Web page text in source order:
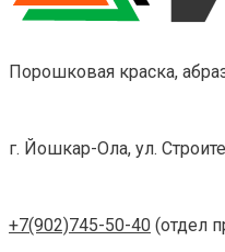
Порошковая краска,
г. Йошкар-Ола, ул.
+7(902)745-50-40 (отдел